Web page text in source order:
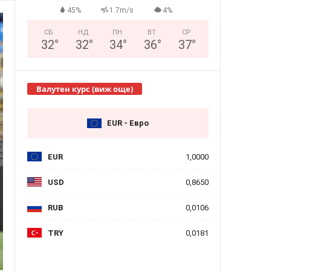
45% 1.7m/s 4%
СБ
32°
НД
32°
ПН
34°
ВТ
36°
СР
37°
Валутен курс (виж още)
EUR - Евро
EUR 1,0000
USD 0,8650
RUB 0,0106
TRY 0,0181